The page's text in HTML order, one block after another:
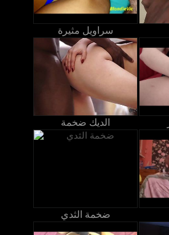
سراويل مثيرة
الديك ضخمة
ضخمة الثدي